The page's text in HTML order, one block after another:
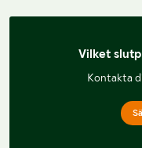
Vilket
Kontakta